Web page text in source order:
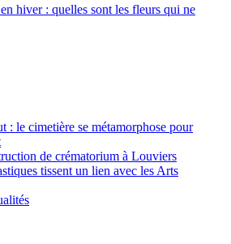
hiver : quelles sont les fleurs qui ne
: le cimetière se métamorphose pour
de crématorium à Louviers
tissent un lien avec les Arts